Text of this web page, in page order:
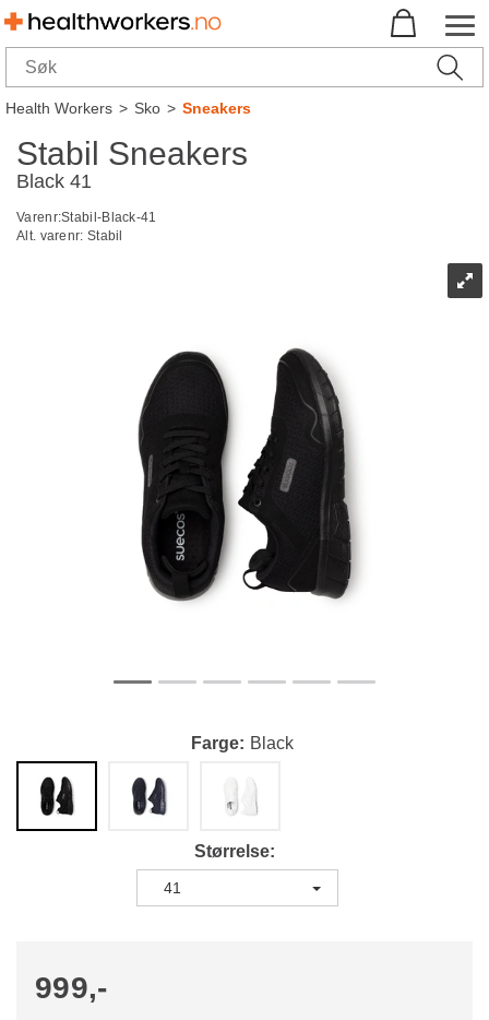
Health Workers>Sko>Sneakers
Stabil Sneakers
Black 41
Varenr:Stabil-Black-41
Alt. varenr: Stabil
Farge Black
Størrelse
41
999,-